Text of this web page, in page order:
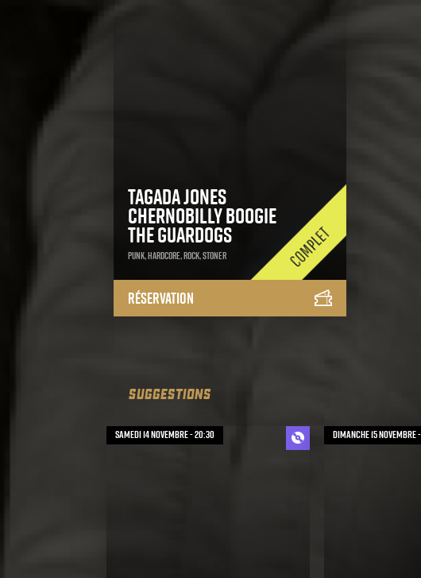
Tagada Jones
Chernobilly Boogie
The Guardogs
Punk, Hardcore, Rock, Stoner
Réservation
SUGGESTIONS
samedi 14 novembre - 20:30 dimanche 15 novembre -